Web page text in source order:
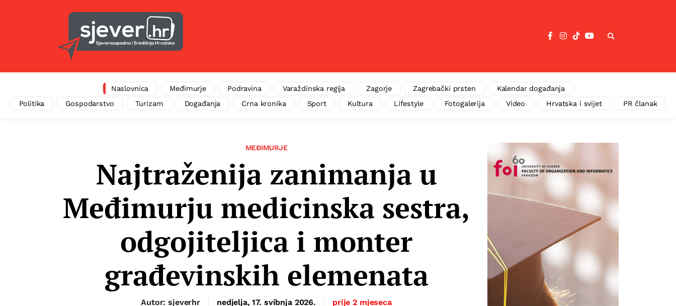
Naslovnica Međimurje Podravina Varaždinska regija Zagorje Zagrebački prsten
Kalendar događanja
Politika
Gospodarstvo Turizam Događanja Crna kronika Sport Kultura Lifestyle Fotogalerija Video Hrvatska i svijet PR članak
MEĐIMURJE
Najtraženija zanimanja u
Međimurju medicinska sestra,
odgojiteljica i monter
građevinskih elemenata
Autor: sjeverhr nedjelja, 17. svibnja 2026. prije 2 mjeseca